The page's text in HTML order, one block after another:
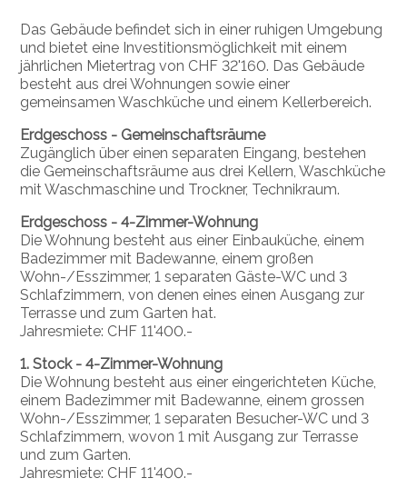
Das Gebäude befindet sich in einer ruhigen Umgebung
und bietet eine Investitionsmöglichkeit mit einem
jährlichen Mietertrag von CHF 32'160. Das Gebäude
besteht aus drei Wohnungen sowie einer
gemeinsamen Waschküche und einem Kellerbereich.
Erdgeschoss - Gemeinschaftsräume
Zugänglich über einen separaten Eingang, bestehen
die Gemeinschaftsräume aus drei Kellern, Waschküche
mit Waschmaschine und Trockner, Technikraum.
Erdgeschoss - 4-Zimmer-Wohnung
Die Wohnung besteht aus einer Einbauküche, einem
Badezimmer mit Badewanne, einem großen
Wohn-/Esszimmer, 1 separaten Gäste-WC und 3
Schlafzimmern, von denen eines einen Ausgang zur
Terrasse und zum Garten hat.
Jahresmiete: CHF 11'400.-
1. Stock - 4-Zimmer-Wohnung
Die Wohnung besteht aus einer eingerichteten Küche,
einem Badezimmer mit Badewanne, einem grossen
Wohn-/Esszimmer, 1 separaten Besucher-WC und 3
Schlafzimmern, wovon 1 mit Ausgang zur Terrasse
und zum Garten.
Jahresmiete: CHF 11'400.-